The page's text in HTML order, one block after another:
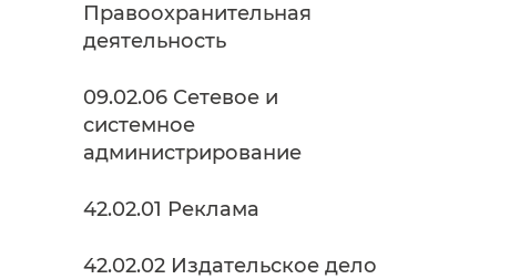
Правоохранительная
деятельность
09.02.06 Сетевое и
системное
администрирование
42.02.01 Реклама
42.02.02 Издательское дело